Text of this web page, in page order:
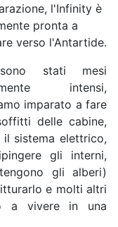
l'Infinity è
pronta a
verso l'Antartide.
stati mesi
intensi,
imparato a fare
delle cabine,
sistema elettrico,
gli interni,
gli alberi)
e molti altri
a vivere in una